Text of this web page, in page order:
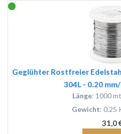
Geglühter Rostfreier
304L - 0.20
Länge: 1000
Gewicht: 0.25
31,0